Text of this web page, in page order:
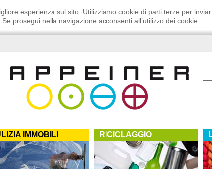
esperienza sul sito. Utilizziamo cookie di parti terze per
Se prosegui nella navigazione acconsenti all’utilizzo dei cookie.
IMMOBILI RICICLAGGIO